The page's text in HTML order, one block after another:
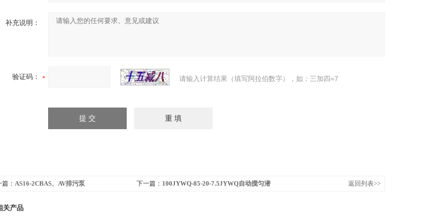
补充说明：
验证码： 请输入计算结果（填写阿拉伯数字），如：三加四=7
： AS16-2CBAS、AV排污泵 下一篇： 100JYWQ-85-20-7.5JYWQ自动搅匀潜
返回列表>>
关产品